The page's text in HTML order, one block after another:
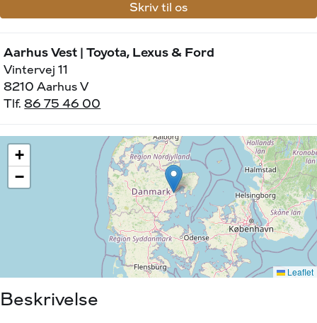
Skriv til os
Aarhus Vest | Toyota, Lexus & Ford
Vintervej 11
8210 Aarhus V
Tlf.86 75 46 00
Beskrivelse